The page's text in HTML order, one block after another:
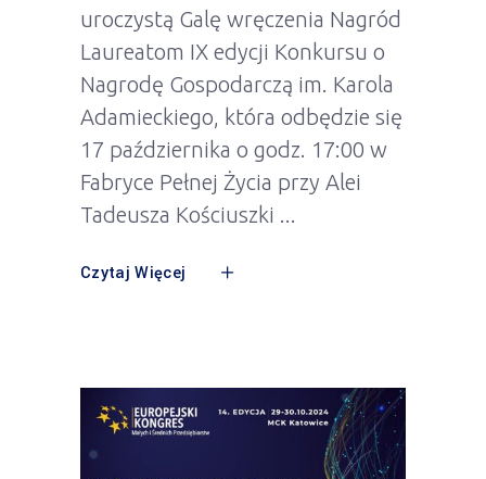
uroczystą Galę wręczenia Nagród
Laureatom IX edycji Konkursu o
Nagrodę Gospodarczą im. Karola
Adamieckiego, która odbędzie się
17 października o godz. 17:00 w
Fabryce Pełnej Życia przy Alei
Tadeusza Kościuszki
Czytaj Więcej